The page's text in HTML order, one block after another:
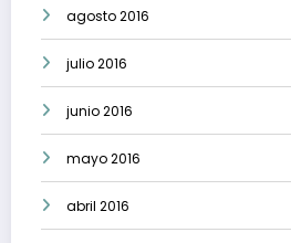
agosto 2016
julio 2016
junio 2016
mayo 2016
abril 2016